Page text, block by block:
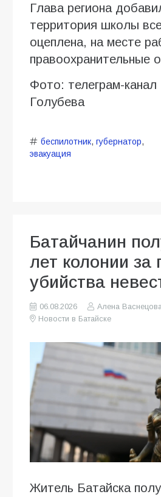
Глава региона
территория школы
оцеплена, на месте
правоохранительные
Фото: телеграм-канал
Голубева
беспилотник, губернатор,
эвакуация
Батайчанин
лет колонии за
убийства
06.08.2026
Алена
Новости в Батайске
Житель Батайска